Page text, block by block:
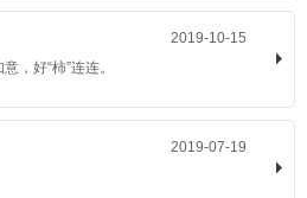
2019-10-15
，好“柿”连连。
2019-07-19